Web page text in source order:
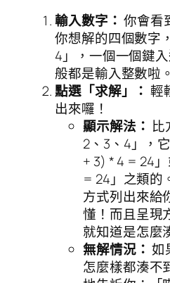
輸入數字： 你會看
你想解的四個數字
4」，一個一個鍵
般都是輸入整數啦。
點選「求解」： 輕
出來囉！
顯示解法： 比
2、3、4」，
+ 3) * 4 = 24
= 24」之類的
方式列出來給
懂！而且呈現
就知道是怎麼
無解情況： 如
怎麼樣都湊不